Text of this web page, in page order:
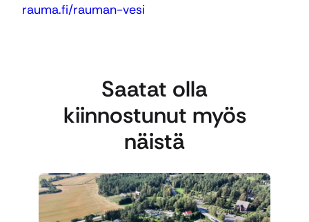
rauma.fi/rauman-vesi
Saatat olla
kiinnostunut myös
näistä